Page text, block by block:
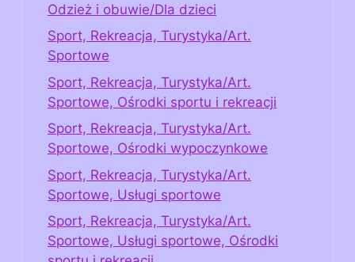
Odzież i obuwie/Dla dzieci
Sport, Rekreacja, Turystyka/Art.
Sportowe
Sport, Rekreacja, Turystyka/Art.
Sportowe, Ośrodki sportu i rekreacji
Sport, Rekreacja, Turystyka/Art.
Sportowe, Ośrodki wypoczynkowe
Sport, Rekreacja, Turystyka/Art.
Sportowe, Usługi sportowe
Sport, Rekreacja, Turystyka/Art.
Sportowe, Usługi sportowe, Ośrodki